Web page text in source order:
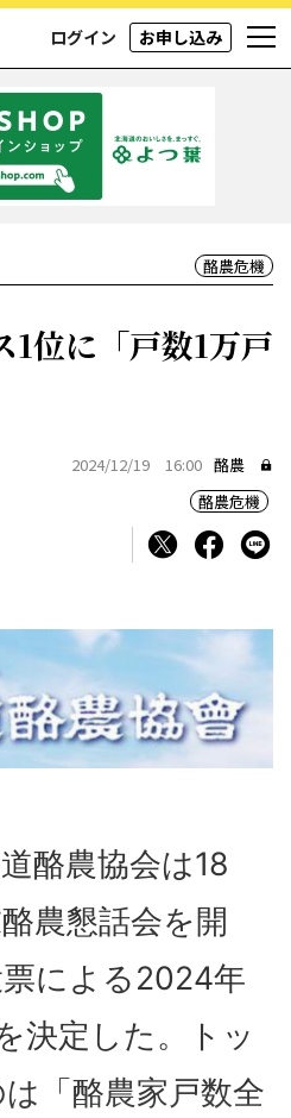
ログイン お申し込み
酪農危機
1位に「戸数1万戸
2024/12/19 16:00 酪農
酪農危機
酪農協会は18
農懇話会を開
による2024年
決定した。トッ
「酪農家戸数全